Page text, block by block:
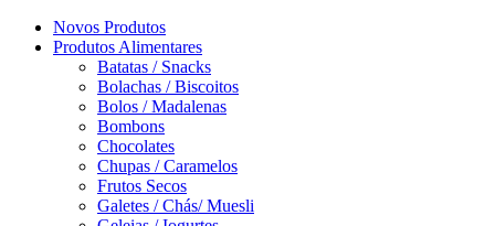
Novos Produtos
Produtos Alimentares
Batatas / Snacks
Bolachas / Biscoitos
Bolos / Madalenas
Bombons
Chocolates
Chupas / Caramelos
Frutos Secos
Galetes / Chás/ Muesli